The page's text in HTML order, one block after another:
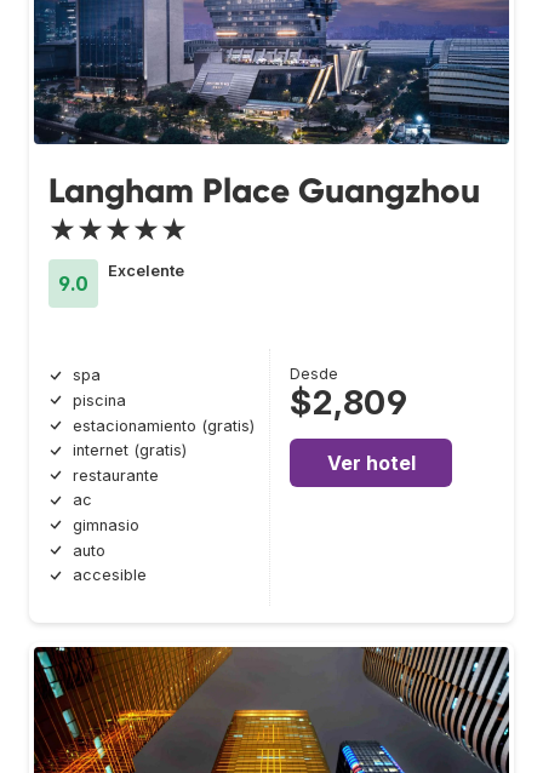
Langham Place Guangzhou
★★★★★
9.0
Excelente
spa
piscina
estacionamiento (gratis)
internet (gratis)
restaurante
ac
gimnasio
auto
accesible
Desde
$2,809
Ver hotel